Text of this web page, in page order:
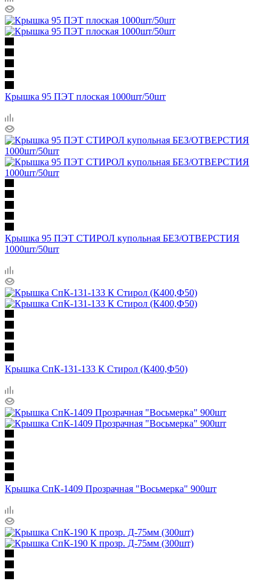
Крышка 95 ПЭТ плоская 1000шт/50шт
Крышка 95 ПЭТ СТИРОЛ купольная БЕЗ/ОТВЕРСТИЯ
1000шт/50шт
Крышка СпК-131-133 К Стирол (К400,Ф50)
Крышка СпК-1409 Прозрачная "Восьмерка" 900шт